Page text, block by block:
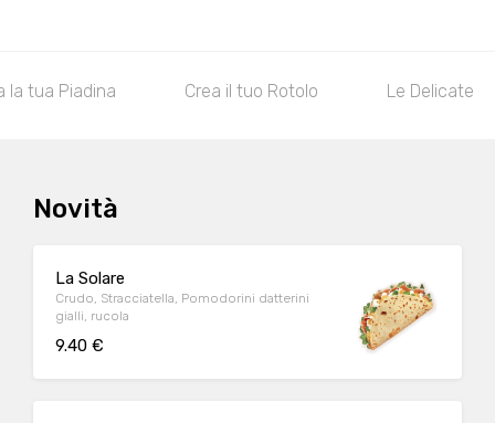
la tua Piadina Crea il tuo Rotolo Le Delicate
Novità
La Solare
Crudo, Stracciatella, Pomodorini datterini
gialli, rucola
9.40 €